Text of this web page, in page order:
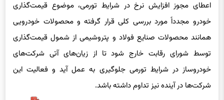
خودرو مجدداً مورد بررسی کلی قرار گرفته و محصولات خودرویی
همانند محصولات صنایع فولاد و پتروشیمی از شمول قیمت‌گذاری
توسط شورای رقابت خارج شود تا از زیان‌های آتی شرکت‌های
خودروساز در شرایط تورمی جلوگیری به عمل آید و فعالیت این
شرکت‌ها در آینده نیز تداوم داشته باشد.
علاقه مندان برای مشاهده این نامه، می‌توانند اینجا +